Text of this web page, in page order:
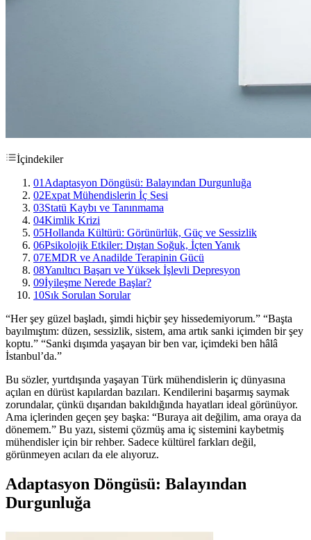
İçindekiler
01 Adaptasyon Döngüsü: Balayından Durgunluğa
02Expat Mühendislerin İç Sesi
03Statü Kaybı ve Tanınmama
04Kimlik Krizi
05Hollanda Kültürü: Görünürlük, Güç ve Sessizlik
06Psikolojik Etkiler: Dıştan Soğuk, İçten Yanık
07EMDR ve Anadilde Terapinin Gücü
08Yanıltıcı Başarı ve Yüksek İşlevli Depresyon
09İyileşme Nerede Başlar?
10Sık Sorulan Sorular
“Her şey güzel başladı, şimdi hiçbir şey hissedemiyorum.” “Başta
bayılmıştım: düzen, sessizlik, sistem, ama artık sanki içimden bir şey
koptu.” “Sanki dışımda yaşayan bir ben var, içimdeki ben hâlâ
İstanbul’da.”
Bu sözler, yurtdışında yaşayan Türk mühendislerin iç dünyasına
açılan en dürüst kapılardan bazıları. Kendilerini başarmış saymak
zorundalar, çünkü dışarıdan bakıldığında hayatları ideal görünüyor.
Ama içlerinden geçen şey başka: “Buraya ait değilim, ama oraya da
dönemem.” Bu yazı, sistemi çözmüş ama iç sistemini kaybetmiş
mühendisler için bir rehber. Sadece kültürel farkları değil,
görünmeyen acıları da ele alıyoruz.
Adaptasyon Döngüsü: Balayından
Durgunluğa